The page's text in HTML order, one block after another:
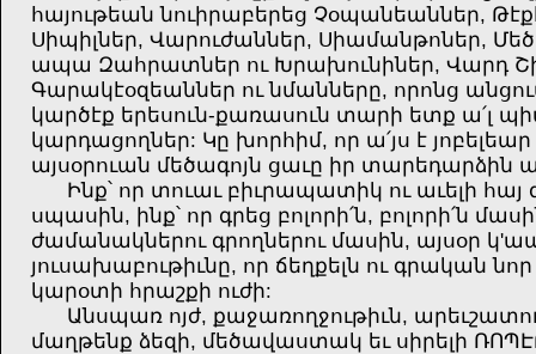
հայութեան նուիրաբերեց Չօպանեաններ,
Սիպիլներ, Վարուժաններ, Սիամանթոներ,
ապա Զահրատներ ու Խրախունիներ, Վարդ
Գարակէօզեաններ ու նմանները, որոնց
կարծէք երեսուն-քառասուն տարի ետք ա՛լ
կարդացողներ: Կը խորհիմ, որ ա՛յս է
այսօրուան մեծագոյն ցաւը իր տարեդարձին
Ինք՝ որ տուաւ բիւրապատիկ ու աւելի
սպասին, ինք՝ որ գրեց բոլորի՛ն, բոլորի՛ն
ժամանակներու գրողներու մասին, այսօր
յուսախաբութիւնը, որ ճեղքելն ու գրական
կարօտի հրաշքի ուժի:
Անսպառ ոյժ, քաջառողջութիւն,
մաղթենք ձեզի, մեծավաստակ եւ սիրելի